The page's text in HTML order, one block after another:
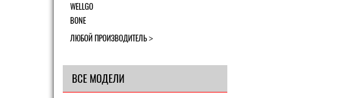
WELLGO
BONE
ЛЮБОЙ ПРОИЗВОДИТЕЛЬ
ВСЕ МОДЕЛИ